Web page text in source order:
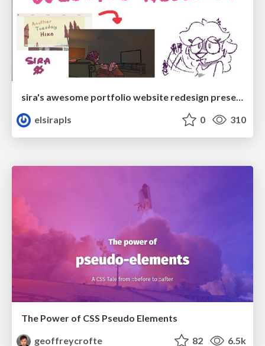
sira's awesome portfolio website redesign presentation
elsirapls
0 310
The Power of CSS Pseudo Elements
geoffreycrofte
82 6.5k